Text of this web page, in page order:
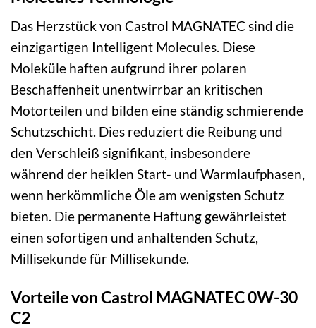
Das Herzstück von Castrol MAGNATEC sind die
einzigartigen Intelligent Molecules. Diese
Moleküle haften aufgrund ihrer polaren
Beschaffenheit unentwirrbar an kritischen
Motorteilen und bilden eine ständig schmierende
Schutzschicht. Dies reduziert die Reibung und
den Verschleiß signifikant, insbesondere
während der heiklen Start- und Warmlaufphasen,
wenn herkömmliche Öle am wenigsten Schutz
bieten. Die permanente Haftung gewährleistet
einen sofortigen und anhaltenden Schutz,
Millisekunde für Millisekunde.
Vorteile von Castrol MAGNATEC 0W-30
C2